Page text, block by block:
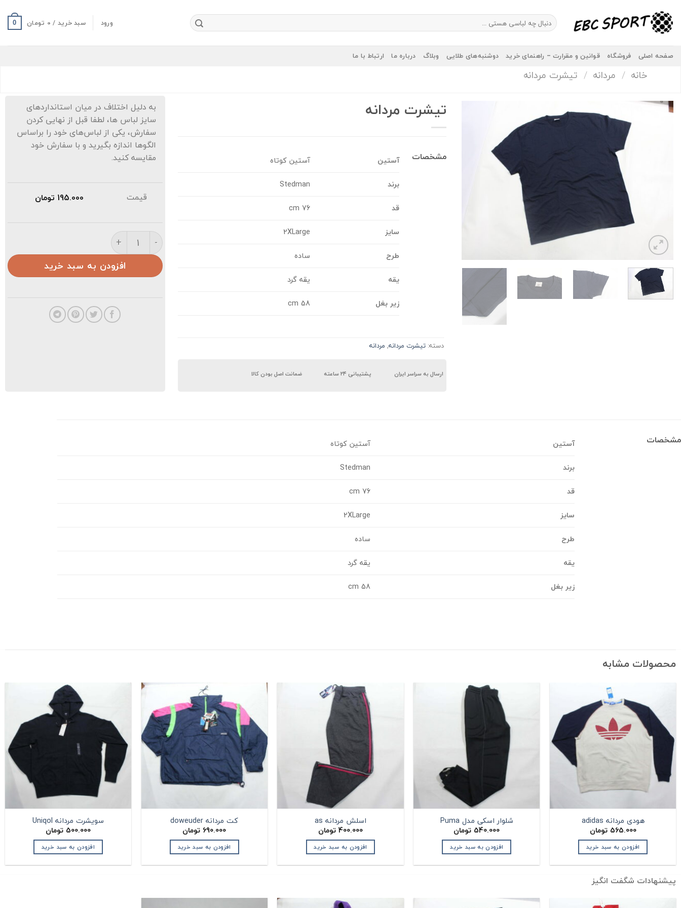
content
جستجو
برای:
ورود سبد خرید / 0 تومان 0
صفحه اصلی فروشگاه قوانین و مقرارت – راهنمای خرید دوشنبه‌های طلایی وبلاگ درباره ما ارتباط با ما
خانه / مردانه / تیشرت مردانه
تیشرت مردانه
مشخصات آستین
آستین کوتاه
برند
Stedman
قد
76 cm
سایز
2XLarge
طرح
ساده
یقه
یقه گرد
زیر بغل
58 cm
دسته: تیشرت مردانه, مردانه
ارسال به سراسر ایران پشتیبانی ۲۴ ساعته ضمانت اصل بودن کالا
به دلیل اختلاف در میان استانداردهای
سایز لباس ها، لطفا قبل از نهایی کردن
سفارش، یکی از لباس‌های خود را براساس
الگوها اندازه بگیرید و با سفارش خود
مقایسه کنید.
قیمت 195.000 تومان
تیشرت مردانه عدد
افزودن به سبد خرید
مشخصات آستین
آستین کوتاه
برند
Stedman
قد
76 cm
سایز
2XLarge
طرح
ساده
یقه
یقه گرد
زیر بغل
58 cm
محصولات مشابه
هودی مردانه adidas
565.000 تومان
افزودن به سبد خرید
شلوار اسکی مدل Puma
540.000 تومان
افزودن به سبد خرید
اسلش مردانه as
400.000 تومان
افزودن به سبد خرید
کت مردانه doweuder
690.000 تومان
افزودن به سبد خرید
سویشرت مردانه Uniqol
500.000 تومان
افزودن به سبد خرید
پیشنهادات شگفت انگیز